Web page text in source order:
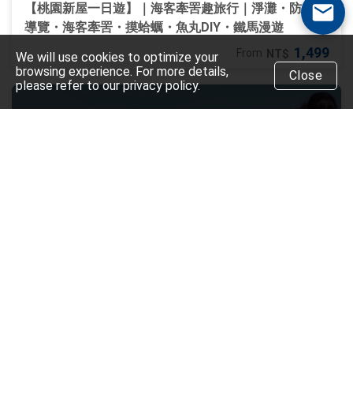
【桃園新屋一日遊】｜海客牽罟趣旅行｜淨灘・防風林
導覽・海客牽罟・摸蛤蠣・魚丸DIY・鐵馬漫遊
From NT$ 1,499
We will use cookies to optimize your
browsing experience. For more details,
please refer to our privacy policy.
Close